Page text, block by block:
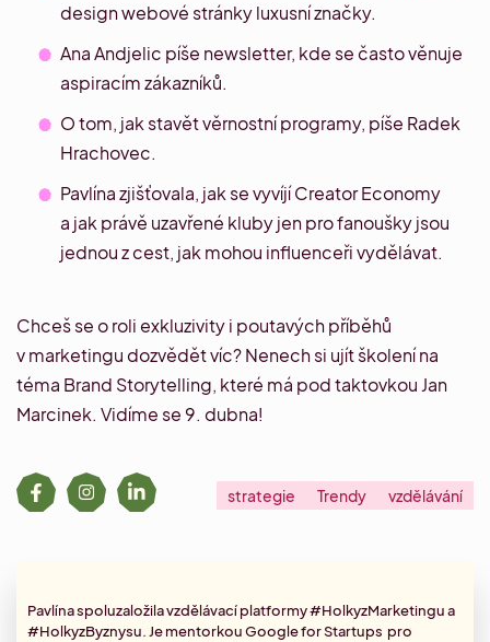
design webové stránky luxusní značky.
Ana Andjelic píše newsletter, kde se často věnuje
aspiracím zákazníků.
O tom, jak stavět věrnostní programy, píše Radek
Hrachovec.
Pavlína zjišťovala, jak se vyvíjíCreator Economy
a jak právě uzavřené kluby jen pro fanoušky jsou
jednou z cest, jak mohou influenceři vydělávat.
Chceš se o roli exkluzivity i poutavých příběhů
v marketingu dozvědět víc? Nenech si ujít školení na
téma Brand Storytelling, které má pod taktovkou Jan
Marcinek. Vidíme se 9. dubna!
strategie Trendy vzdělávání
Pavlína spoluzaložila vzdělávací platformy #HolkyzMarketingu a
#HolkyzByznysu. Je mentorkou Google for Startups pro